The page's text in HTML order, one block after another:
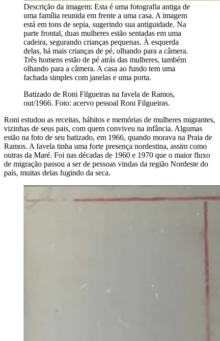
Descrição da imagem: Esta é uma fotografia antiga de
uma família reunida em frente a uma casa. A imagem
está em tons de sepia, sugerindo sua antiguidade. Na
parte frontal, duas mulheres estão sentadas em uma
cadeira, segurando crianças pequenas. À esquerda
delas, há mais crianças de pé, olhando para a câmera.
Três homens estão de pé atrás das mulheres, também
olhando para a câmera. A casa ao fundo tem uma
fachada simples com janelas e uma porta.
Batizado de Roni Filgueiras na favela de Ramos,
out/1966. Foto: acervo pessoal Roni Filgueiras.
Roni estudou as receitas, hábitos e memórias de mulheres migrantes,
vizinhas de seus pais, com quem conviveu na infância. Algumas
estão na foto de seu batizado, em 1966, quando morava na Praia de
Ramos. A favela tinha uma forte presença nordestina, assim como
outras da Maré. Foi nas décadas de 1960 e 1970 que o maior fluxo
de migração passou a ser de pessoas vindas da região Nordeste do
país, muitas delas fugindo da seca.